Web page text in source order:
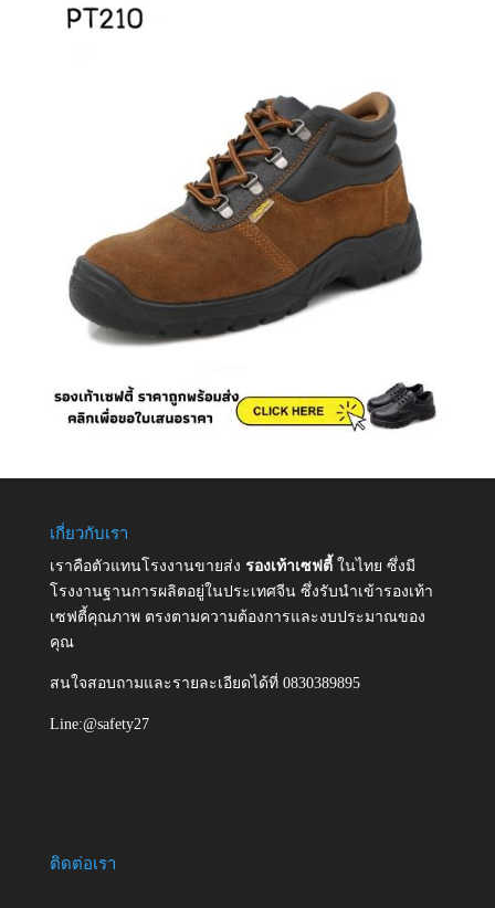
เกี่ยวกับเรา
เราคือตัวแทนโรงงานขายส่ง รองเท้าเซฟตี้ ในไทย ซึ่งมี
โรงงานฐานการผลิตอยู่ในประเทศจีน ซึ่งรับนำเข้ารองเท้า
เซฟตี้คุณภาพ ตรงตามความต้องการและงบประมาณของ
คุณ
สนใจสอบถามและรายละเอียดได้ที่ 0830389895
Line:@safety27
ติดต่อเรา